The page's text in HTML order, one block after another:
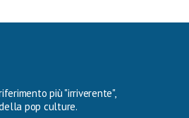
più "irriverente",
pop culture.